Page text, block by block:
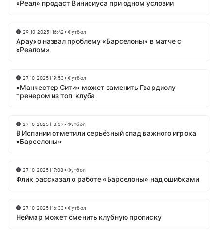
«Реал» продаст Винисиуса при одном условии
29-10-2025 | 16:42 •Футбол
Араухо назвал проблему «Барселоны» в матче с
«Реалом»
27-10-2025 | 19:53 •Футбол
«Манчестер Сити» может заменить Гвардиолу
тренером из топ-клуба
27-10-2025 | 18:37•Футбол
В Испании отметили серьёзный спад важного игрока
«Барселоны»
27-10-2025 | 17:08•Футбол
Флик рассказал о работе «Барселоны» над ошибками
27-10-2025 | 16:33 •Футбол
Неймар может сменить клубную прописку